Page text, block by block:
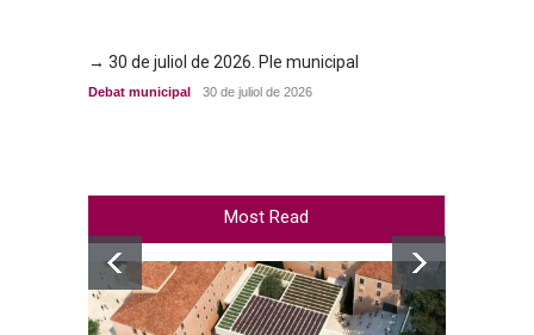
→ 30 de juliol de 2026. Ple municipal
Debat municipal 30 de juliol de 2026
Most Read